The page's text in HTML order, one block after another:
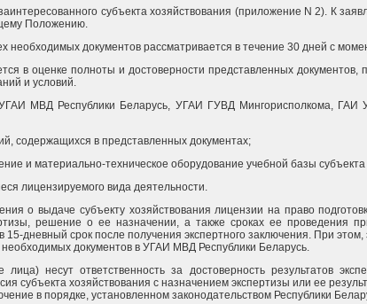
субъекта хозяйствования (приложение N 2). К
Положению.
необходимых документов рассматривается в течение 30 дней с
в оценке полноты и достоверности представленных
и условий.
МВД Республики Беларусь, УГАИ ГУВД Мингорисполкома, ГАИ
содержащихся в представленных документах;
и материально-техническое оборудование учебной базы субъекта
лицензируемого вида деятельности.
о выдаче субъекту хозяйствования лицензии на право
решение о ее назначении, а также сроках ее проведения
дневный срок после получения экспертного заключения. При
документов в УГАИ МВД Республики Беларусь.
несут ответственность за достоверность результатов
субъекта хозяйствования с назначением экспертизы или ее
в порядке, установленном законодательством Республики